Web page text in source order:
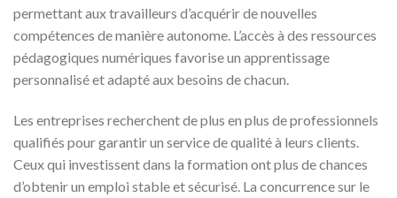
permettant aux travailleurs d’acquérir de nouvelles
compétences de manière autonome. L’accès à des ressources
pédagogiques numériques favorise un apprentissage
personnalisé et adapté aux besoins de chacun.
Les entreprises recherchent de plus en plus de professionnels
qualifiés pour garantir un service de qualité à leurs clients.
Ceux qui investissent dans la formation ont plus de chances
d’obtenir un emploi stable et sécurisé. La concurrence sur le